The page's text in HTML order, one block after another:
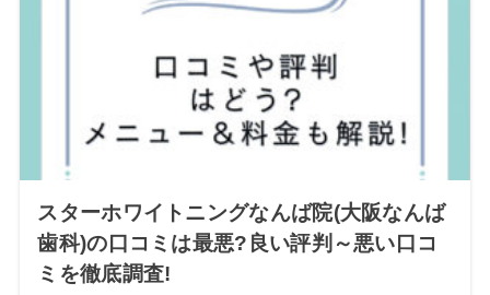
スターホワイトニングなんば院(大阪なんば
歯科)の口コミは最悪?良い評判～悪い口コ
ミを徹底調査!